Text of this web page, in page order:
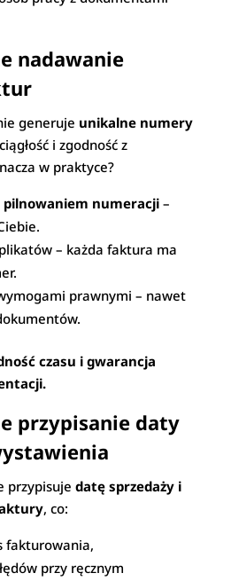
nadawanie
generuje unikalne numery
i zgodność z
w praktyce?
pilnowaniem numeracji –
– każda faktura ma
prawnymi – nawet
czasu i gwarancja
przypisanie daty
przypisujedatę sprzedaży i
, co:
fakturowania,
przy ręcznym